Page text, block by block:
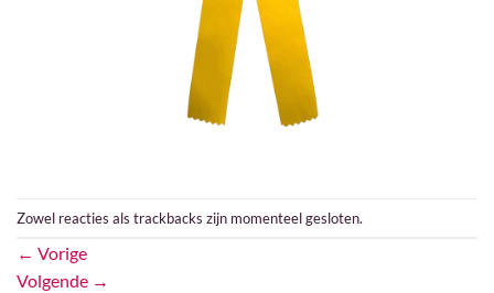
Zowel reacties als trackbacks zijn momenteel gesloten.
← Vorige
Volgende →